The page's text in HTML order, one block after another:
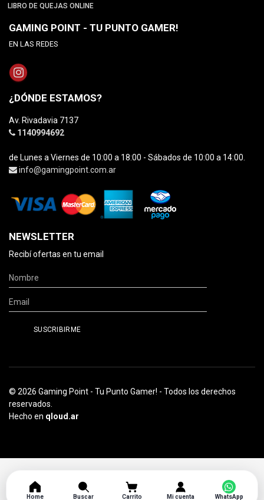
LIBRO DE QUEJAS ONLINE
GAMING POINT - TU PUNTO GAMER!
EN LAS REDES
¿DÓNDE ESTAMOS?
Av. Rivadavia 7137
1140994692
de Lunes a Viernes de 10:00 a 18:00 - Sábados de 10:00 a 14:00.
info@gamingpoint.com.ar
NEWSLETTER
Recibí ofertas en tu email
© 2026 Gaming Point - Tu Punto Gamer! - Todos los derechos
reservados.
Hecho en qloud.ar
Home Buscar Carrito Mi cuenta